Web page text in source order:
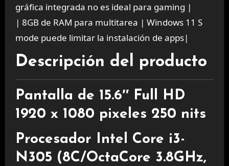
gráfica integrada no es ideal para gaming |
| 8GB de RAM para multitarea | Windows 11 S
mode puede limitar la instalación de apps|
Descripción del producto
Pantalla de 15.6″ Full HD
1920 x 1080 pixeles 250 nits
Procesador Intel Core i3-
N305 (8C/OctaCore 3.8GHz,